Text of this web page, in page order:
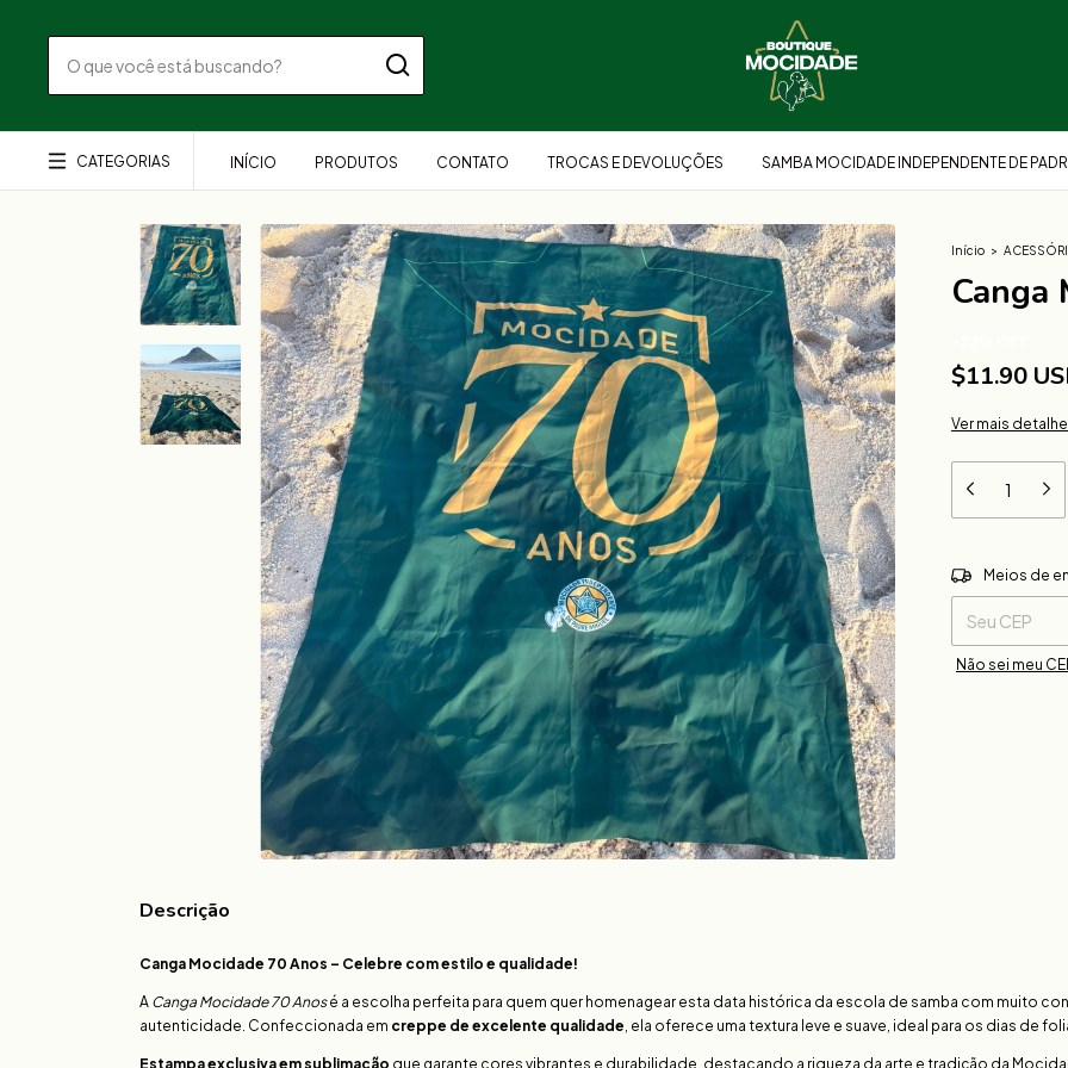
CATEGORIAS INÍCIO PRODUTOS CONTATO TROCAS E DEVOLUÇÕES SAMBA MOCIDADE INDEPENDENTE DE
Início >
Canga
$11.90
Ver mais
Entregas para o
Meios de
Não sei meu
Descrição
Canga Mocidade 70 Anos – Celebre com estilo e qualidade!
A Canga Mocidade 70 Anosé a escolha perfeita para quem quer homenagear esta data histórica da escola de samba com muito
autenticidade. Confeccionada em creppe de excelente qualidade, ela oferece uma textura leve e suave, ideal para os dias de
Estampa exclusiva em sublimação que garante cores vibrantes e durabilidade, destacando a riqueza da arte e tradição da